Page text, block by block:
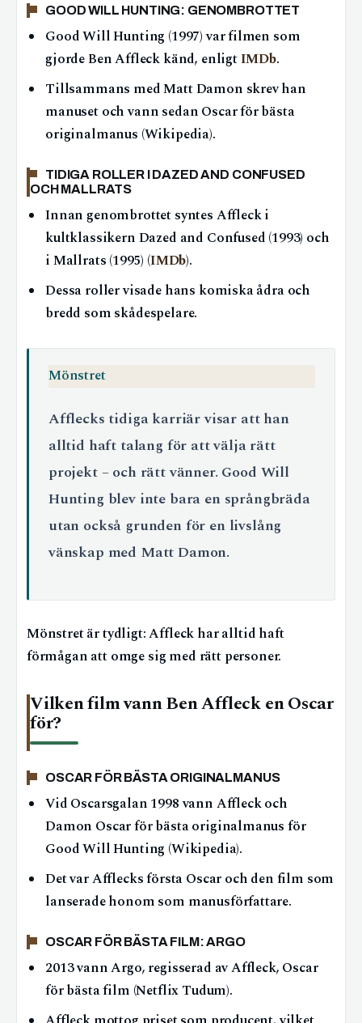
GOOD WILL HUNTING: GENOMBROTTET
Good Will Hunting (1997) var filmen som
gjorde Ben Affleck känd, enligtIMDb.
Tillsammans med Matt Damon skrev han
manuset och vann sedan Oscar för bästa
originalmanus (Wikipedia).
TIDIGA ROLLER I DAZED AND CONFUSED
OCH MALLRATS
Innan genombrottet syntes Affleck i
kultklassikern Dazed and Confused (1993) och
i Mallrats (1995) (IMDb).
Dessa roller visade hans komiska ådra och
bredd som skådespelare.
Mönstret
Afflecks tidiga karriär visar att han
alltid haft talang för att välja rätt
projekt – och rätt vänner. Good Will
Hunting blev inte bara en språngbräda
utan också grunden för en livslång
vänskap med Matt Damon.
Mönstret är tydligt: Affleck har alltid haft
förmågan att omge sig med rätt personer.
Vilken film vann Ben Affleck en Oscar
för?
OSCAR FÖR BÄSTA ORIGINALMANUS
Vid Oscarsgalan 1998 vann Affleck och
Damon Oscar för bästa originalmanus för
Good Will Hunting (Wikipedia).
Det var Afflecks första Oscar och den film som
lanserade honom som manusförfattare.
OSCAR FÖR BÄSTA FILM: ARGO
2013 vann Argo, regisserad av Affleck, Oscar
för bästa film (Netflix Tudum).